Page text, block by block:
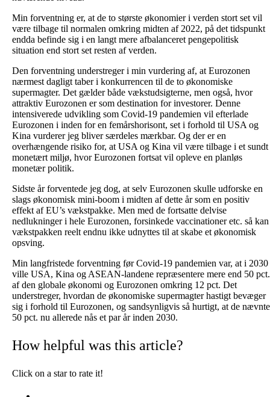
Min forventning er, at de to største økonomier i verden stort set vil
være tilbage til normalen omkring midten af ​​2022, på det tidspunkt
endda befinde sig i en langt mere afbalanceret pengepolitisk
situation end stort set resten af ​​verden.
Den forventning understreger i min vurdering af, at Eurozonen
nærmest dagligt taber i konkurrencen til de to økonomiske
supermagter. Det gælder både vækstudsigterne, men også, hvor
attraktiv Eurozonen er som destination for investorer. Denne
intensiverede udvikling som Covid-19 pandemien vil efterlade
Eurozonen i inden for en femårshorisont, set i forhold til USA og
Kina vurderer jeg bliver særdeles mærkbar. Og der er en
overhængende risiko for, at USA og Kina vil være tilbage i et sundt
monetært miljø, hvor Eurozonen fortsat vil opleve en planløs
monetær politik.
Sidste år forventede jeg dog, at selv Eurozonen skulle udforske en
slags økonomisk mini-boom i midten af dette år som en positiv
effekt af EU’s vækstpakke. Men med de fortsatte delvise
nedlukninger i hele Eurozonen, forsinkede vaccinationer etc. så kan
vækstpakken reelt endnu ikke udnyttes til at skabe et økonomisk
opsving.
Min langfristede forventning før Covid-19 pandemien var, at i 2030
ville USA, Kina og ASEAN-landene repræsentere mere end 50 pct.
af den globale økonomi og Eurozonen omkring 12 pct. Det
understreger, hvordan de økonomiske supermagter hastigt bevæger
sig i forhold til Eurozonen, og sandsynligvis så hurtigt, at de nævnte
50 pct. nu allerede nås et par år inden 2030.
How helpful was this article?
Click on a star to rate it!